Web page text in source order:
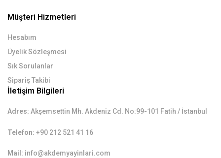
Müşteri Hizmetleri
Hesabım
Üyelik Sözleşmesi
Sık Sorulanlar
Sipariş Takibi
İletişim Bilgileri
Adres: Akşemsettin Mh. Akdeniz Cd. No:99-101 Fatih / İstanbul
Telefon: +90 212 521 41 16
Mail: info@akdemyayinlari.com